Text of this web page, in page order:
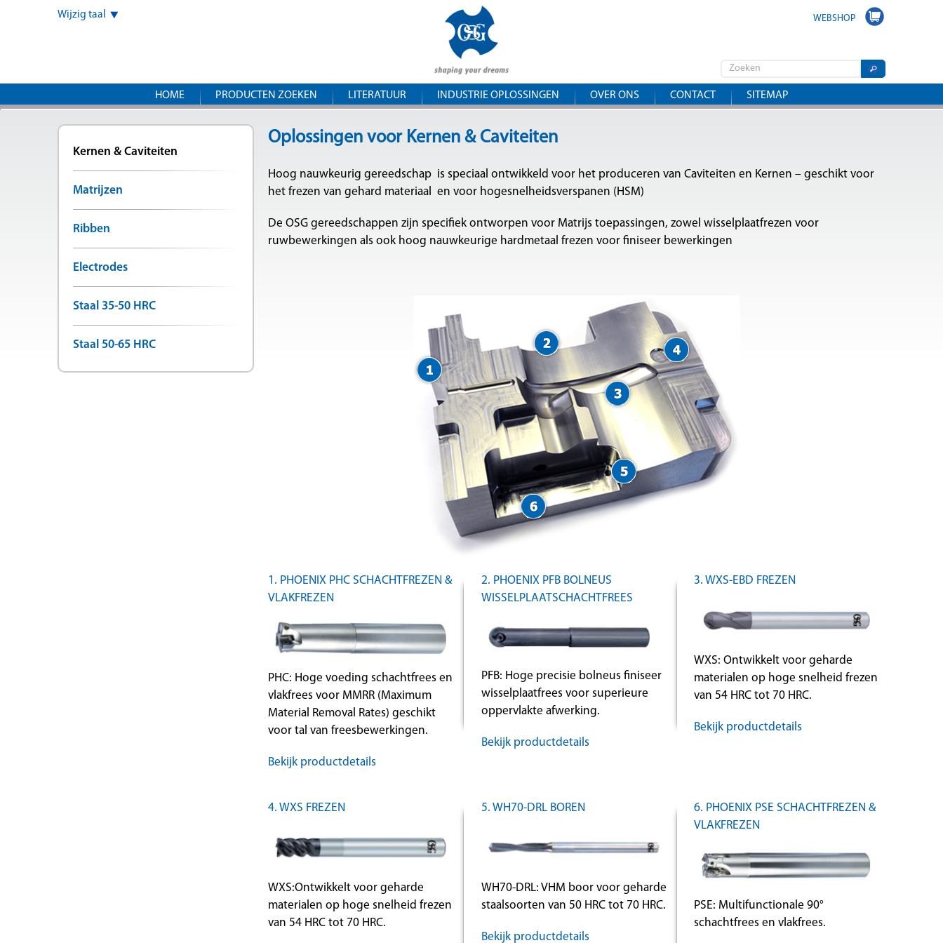
Overslaan
en naar
Wijzig taal
Europe
WEBSHOP
HOME PRODUCTEN ZOEKEN LITERATUUR INDUSTRIE OPLOSSINGEN OVER ONS CONTACT SITEMAP
Kernen & Caviteiten
Matrijzen
Ribben
Electrodes
Staal 35-50 HRC
Staal 50-65 HRC
Oplossingen voor Kernen & Caviteiten
Hoog nauwkeurig gereedschap is speciaal ontwikkeld voor het produceren van Caviteiten en Kernen – geschikt voor
het frezen van gehard materiaal en voor hogesnelheidsverspanen (HSM)
De OSG gereedschappen zijn specifiek ontworpen voor Matrijs toepassingen, zowel wisselplaatfrezen voor
ruwbewerkingen als ook hoog nauwkeurige hardmetaal frezen voor finiseer bewerkingen
1. PHOENIX PHC SCHACHTFREZEN &
VLAKFREZEN
PHC: Hoge voeding schachtfrees en
vlakfrees voor MMRR (Maximum
Material Removal Rates) geschikt
voor tal van freesbewerkingen.
Bekijk productdetails
2. PHOENIX PFB BOLNEUS
WISSELPLAATSCHACHTFREES
PFB: Hoge precisie bolneus finiseer
wisselplaatfrees voor superieure
oppervlakte afwerking.
Bekijk productdetails
3. WXS-EBD FREZEN
WXS: Ontwikkelt voor geharde
materialen op hoge snelheid frezen
van 54 HRC tot 70 HRC.
Bekijk productdetails
4. WXS FREZEN
WXS:Ontwikkelt voor geharde
materialen op hoge snelheid frezen
van 54 HRC tot 70 HRC.
5. WH70-DRL BOREN
WH70-DRL: VHM boor voor geharde
staalsoorten van 50 HRC tot 70 HRC.
Bekijk productdetails
6. PHOENIX PSE SCHACHTFREZEN &
VLAKFREZEN
PSE: Multifunctionale 90°
schachtfrees en vlakfrees.